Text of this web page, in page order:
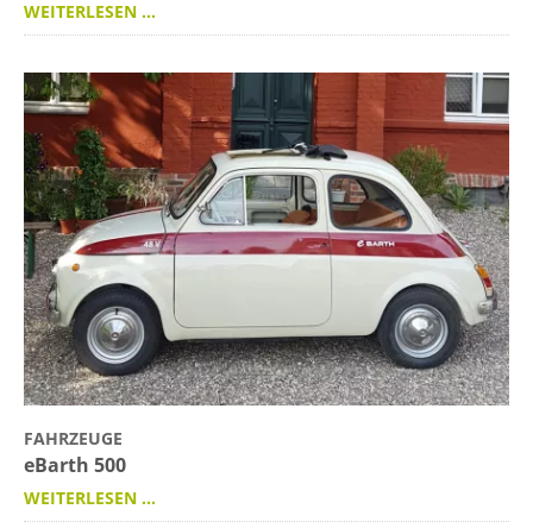
WEITERLESEN …
FAHRZEUGE
eBarth 500
WEITERLESEN …